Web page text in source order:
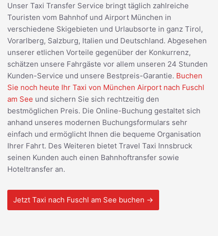
Unser Taxi Transfer Service bringt täglich zahlreiche
Touristen vom Bahnhof und Airport München in
verschiedene Skigebieten und Urlaubsorte in ganz Tirol,
Vorarlberg, Salzburg, Italien und Deutschland. Abgesehen
unserer etlichen Vorteile gegenüber der Konkurrenz,
schätzen unsere Fahrgäste vor allem unseren 24 Stunden
Kunden-Service und unsere Bestpreis-Garantie. Buchen
Sie noch heute Ihr Taxi von München Airport nach Fuschl
am See und sichern Sie sich rechtzeitig den
bestmöglichen Preis. Die Online-Buchung gestaltet sich
anhand unseres modernen Buchungsformulars sehr
einfach und ermöglicht Ihnen die bequeme Organisation
Ihrer Fahrt. Des Weiteren bietet Travel Taxi Innsbruck
seinen Kunden auch einen Bahnhoftransfer sowie
Hoteltransfer an.
Jetzt Taxi nach Fuschl am See buchen →